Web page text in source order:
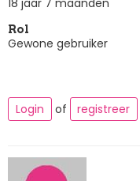
Rol
Gewone gebruiker
Login
of registreer